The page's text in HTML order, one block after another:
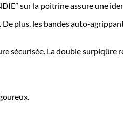
sur la poitrine assure une
plus, les bandes auto-
sécurisée. La double